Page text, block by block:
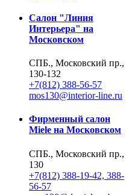
Салон "Линия
Интерьера" на
Московском
СПБ., Московский пр.,
130-132
+7(812) 388-56-57
mos130@interior-line.ru
Фирменный салон
Miele на Московском
СПБ., Московский пр.,
130
+7(812) 388-19-42, 388-
56-57